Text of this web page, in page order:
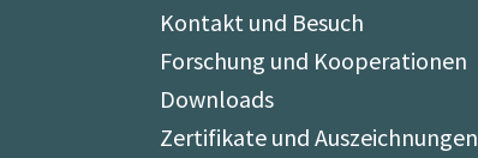
Kontakt und Besuch
Forschung und Kooperationen
Downloads
Zertifikate und Auszeichnungen